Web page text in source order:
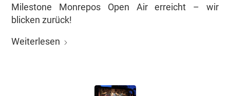
Milestone Monrepos Open Air erreicht – wir
blicken zurück!
Weiterlesen